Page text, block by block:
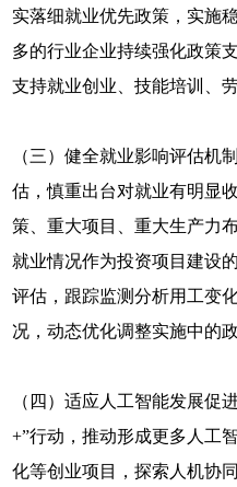
实落细就业优先政策，实施
多的行业企业持续强化政策
支持就业创业、技能培训、
（三）健全就业影响评估机
估，慎重出台对就业有明显
策、重大项目、重大生产力
就业情况作为投资项目建设
评估，跟踪监测分析用工变
况，动态优化调整实施中的
（四）适应人工智能发展促
+”行动，推动形成更多人工
化等创业项目，探索人机协